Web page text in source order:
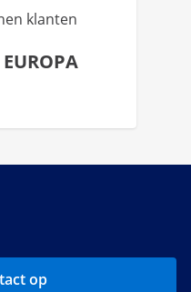
klanten
op